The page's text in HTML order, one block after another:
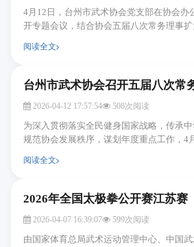
4月12日，台州市武术协会党支部在协会办
开专题会议，结合协会五届八次常务理事
阅读全文
台州市武术协会召开五届八次常
2026-04-12 17:57:54 508次阅读
为深入贯彻落实全民健身国家战略，传承
规范协会发展秩序，谋划年度重点工作，4
阅读全文
2026年全国太极拳公开赛江苏赛
2026-04-07 16:39:07 599次阅读
由国家体育总局武术运动管理中心、中国